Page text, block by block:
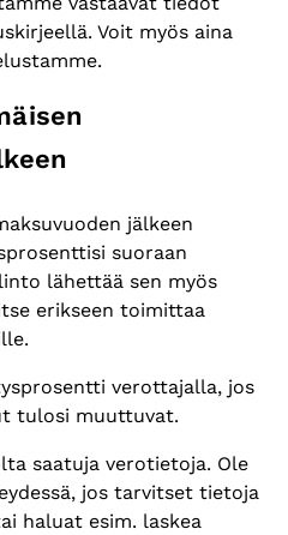
Voit myös aina
jälkeen
suoraan
lähettää sen myös
erikseen toimittaa
verottajalla, jos
tulosi muuttuvat.
saatuja verotietoja. Ole
jos tarvitset tietoja
haluat esim. laskea